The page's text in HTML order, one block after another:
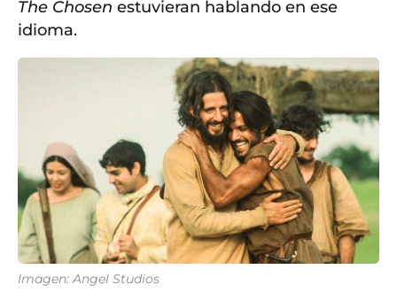
The Chosen estuvieran hablando en ese
idioma.
Imagen: Angel Studios